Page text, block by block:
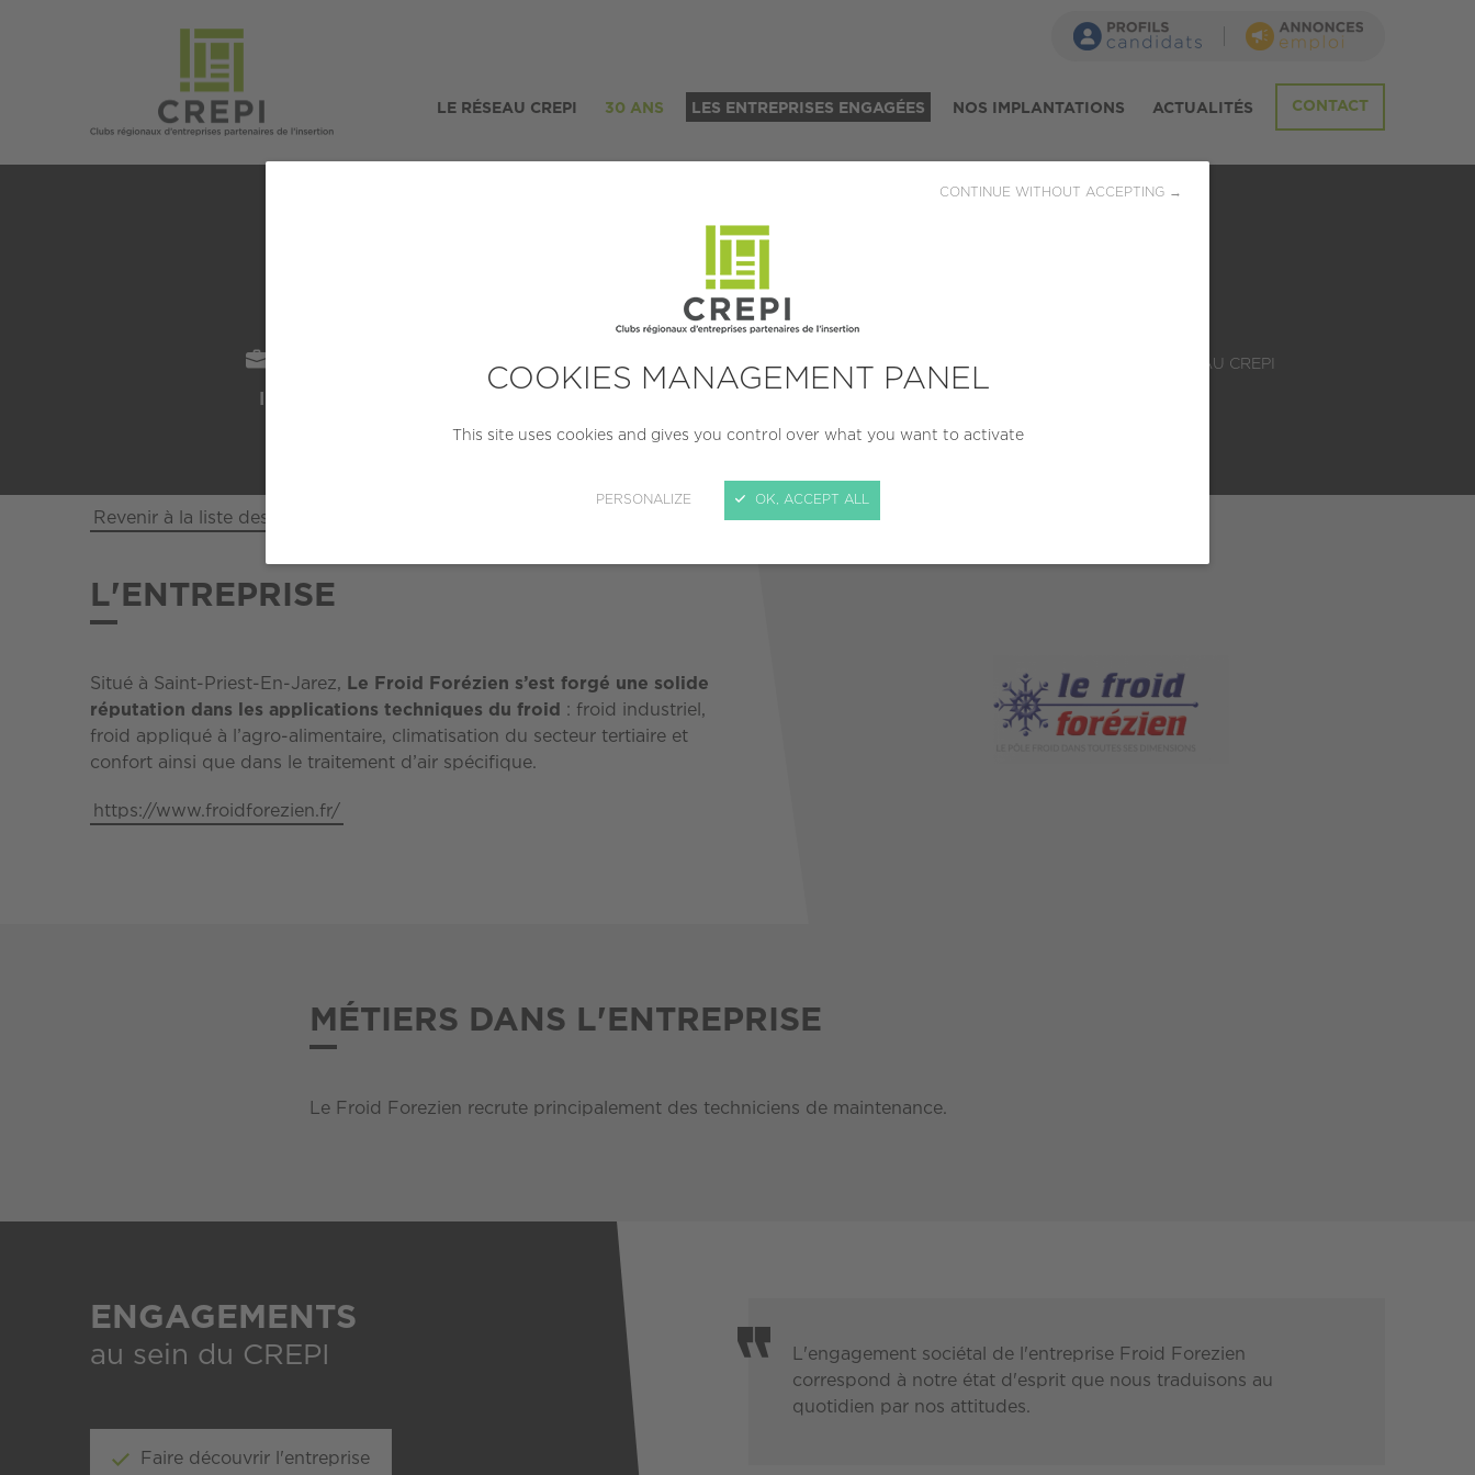
COOKIES MANAGEMENT PANEL
This site uses cookies and gives you control over what you want to activate
PERSONALIZE
CONTINUE WITHOUT ACCEPTING →
OK, ACCEPT ALL
LE RÉSEAU CREPI 30 ANS LES ENTREPRISES ENGAGÉES NOS IMPLANTATIONS ACTUALITÉS CONTACT
Froid Forezien
LOCALISATION
(42270)
CRÉATION TAILLE
salariés)
ADHÉSION AU CREPI
Revenir à la liste des entreprises
L'ENTREPRISE
Situé à Saint-Priest-En-Jarez, Le Froid Forézien s’est forgé une solide
réputation dans les applications techniques du froid
: froid industriel,
froid appliqué à l’agro-alimentaire, climatisation du secteur tertiaire et
confort ainsi que dans le traitement d’air spécifique.
https://www.froidforezien.fr/
MÉTIERS DANS L'ENTREPRISE
Le Froid Forezien recrute principalement des techniciens de maintenance.
ENGAGEMENTS
au sein du CREPI
Faire découvrir l'entreprise
L'engagement sociétal de l'entreprise Froid Forezien
correspond à notre état d'esprit que nous traduisons au
quotidien par nos attitudes.